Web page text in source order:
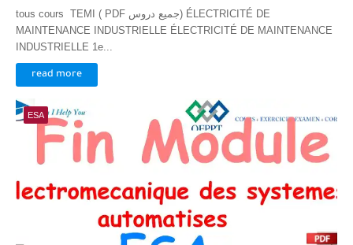
tous cours TEMI ( PDF جميع دروس) ÉLECTRICITÉ DE
MAINTENANCE INDUSTRIELLE ÉLECTRICITÉ DE MAINTENANCE
INDUSTRIELLE 1e...
read more
ESA